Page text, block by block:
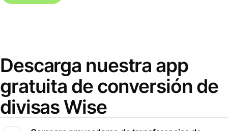
Descarga nuestra app
gratuita de conversión de
divisas Wise